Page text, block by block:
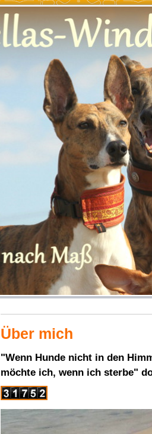
Über mich
"Wenn Hunde nicht in den
möchte ich, wenn ich sterbe"